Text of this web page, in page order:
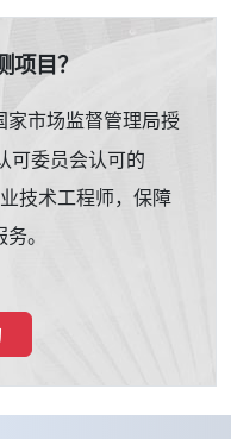
项目？
家市场监督管理局授
可委员会认可的
技术工程师，保障
。